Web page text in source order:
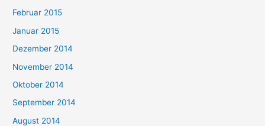
Februar 2015
Januar 2015
Dezember 2014
November 2014
Oktober 2014
September 2014
August 2014